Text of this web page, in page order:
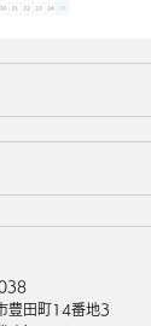
組織案内
豊田町14番地3